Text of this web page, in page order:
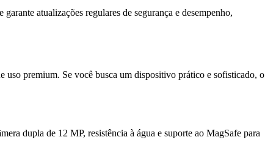
atualizações regulares de segurança e desempenho,
uso premium. Se você busca um dispositivo prático e sofisticado, o
dupla de 12 MP, resistência à água e suporte ao MagSafe para